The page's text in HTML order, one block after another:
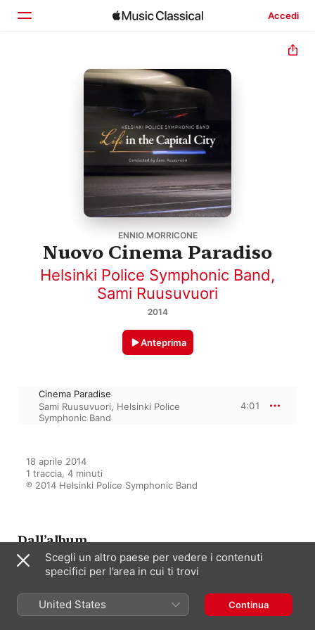
Accedi
ENNIO MORRICONE
Nuovo Cinema Paradiso
Helsinki Police Symphonic Band,
Sami Ruusuvuori
2014
Anteprima
Cinema Paradise
Sami Ruusuvuori, Helsinki Police
Symphonic Band
4:01
18 aprile 2014
1 traccia, 4 minuti
℗ 2014 Helsinki Police Symphonic Band
Dall’album
Life in the Capital City
Helsinki Police Symphonic Band,
Sami Ruusuvuori
Scegli un altro paese per vedere i contenuti
specifici per l’area in cui ti trovi
United States Continua